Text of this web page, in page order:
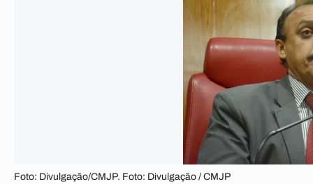
Foto: Divulgação/CMJP. Foto: Divulgação / CMJP